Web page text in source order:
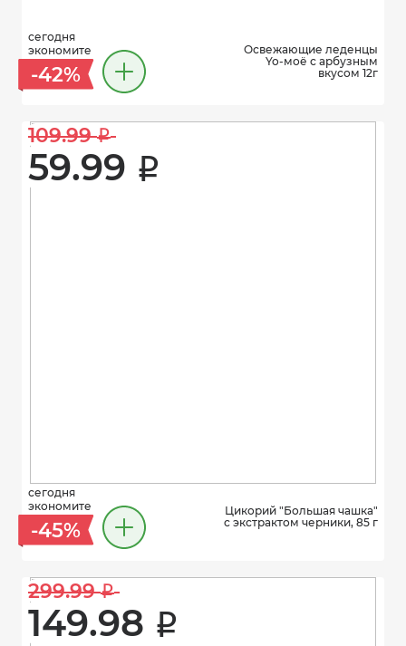
сегодня
экономите
-42%
Освежающие леденцы
Yo-моё с арбузным
вкусом 12г
109.99 i
59.99 i
сегодня
экономите
-45%
Цикорий "Большая чашка"
с экстрактом черники, 85 г
299.99 i
149.98 i